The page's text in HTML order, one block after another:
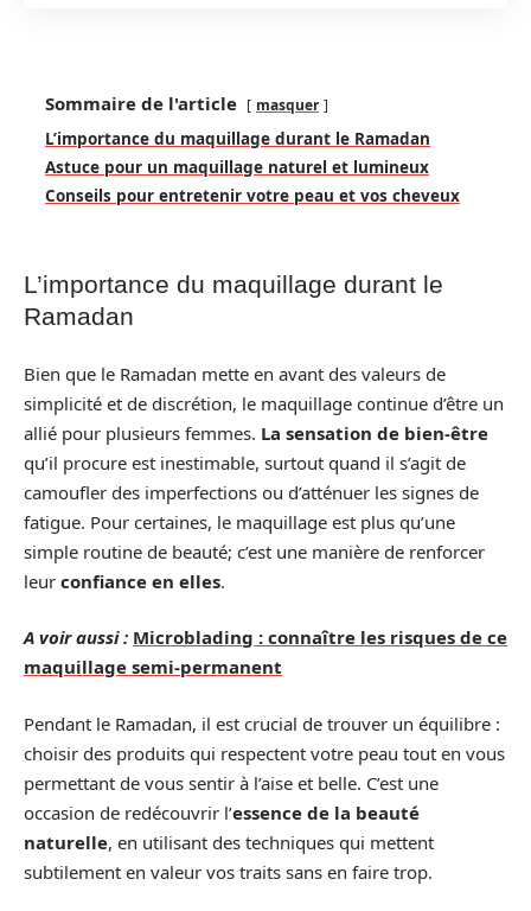
Sommaire de l'article masquer
L’importance du maquillage durant le Ramadan
Astuce pour un maquillage naturel et lumineux
Conseils pour entretenir votre peau et vos cheveux
L’importance du maquillage durant le
Ramadan
Bien que le Ramadan mette en avant des valeurs de
simplicité et de discrétion, le maquillage continue d’être un
allié pour plusieurs femmes. La sensation de bien-être
qu’il procure est inestimable, surtout quand il s’agit de
camoufler des imperfections ou d’atténuer les signes de
fatigue. Pour certaines, le maquillage est plus qu’une
simple routine de beauté; c’est une manière de renforcer
leur confiance en elles.
A voir aussi : Microblading : connaître les risques de ce
maquillage semi-permanent
Pendant le Ramadan, il est crucial de trouver un équilibre :
choisir des produits qui respectent votre peau tout en vous
permettant de vous sentir à l’aise et belle. C’est une
occasion de redécouvrir l’essence de la beauté
naturelle, en utilisant des techniques qui mettent
subtilement en valeur vos traits sans en faire trop.